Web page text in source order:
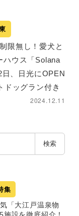
限無し！愛犬と
ハウス「Solana
、日光にOPEN
ドッグラン付き
2024.12.11
検索
集
「大江戸温泉物